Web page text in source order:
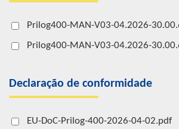
Prilog400-MAN-V03-04.2026-
Prilog400-MAN-V03-04.2026-
Declaração de conformidade
EU-DoC-Prilog-400-2026-04-02.pdf